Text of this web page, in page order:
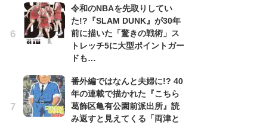
令和のNBAを先取りしてい
た!?『SLAM DUNK』が30年
前に描いた「驚きの戦術」ス
トレッチ5に大型ポイントガー
ドも…
番外編ではなんと夫婦に!? 40
年の連載で描かれた『こちら
葛飾区亀有公園前派出所』読
み返すと見えてくる「両津と